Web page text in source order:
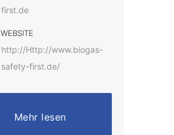
first.de
WEBSITE
http://Http://www.biogas-
safety-first.de/
Mehr lesen